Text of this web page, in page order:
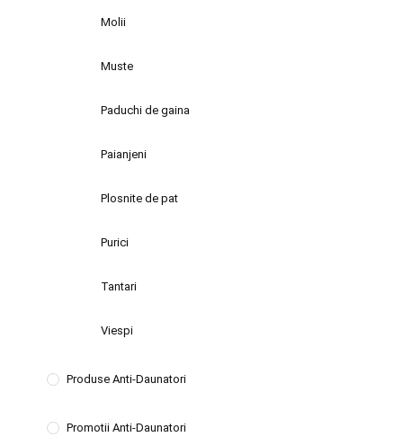
Molii
Muste
Paduchi de gaina
Paianjeni
Plosnite de pat
Purici
Tantari
Viespi
Produse Anti-Daunatori
Promotii Anti-Daunatori